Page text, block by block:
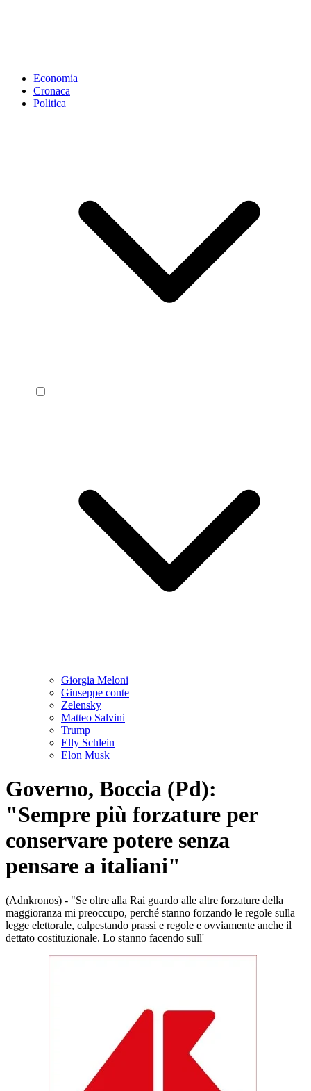
Economia
Cronaca
Politica
Giorgia Meloni
Giuseppe conte
Zelensky
Matteo Salvini
Trump
Elly Schlein
Elon Musk
Governo, Boccia (Pd):
"Sempre più forzature per
conservare potere senza
pensare a italiani"
(Adnkronos) - "Se oltre alla Rai guardo alle altre forzature della
maggioranza mi preoccupo, perché stanno forzando le regole sulla
legge elettorale, calpestando prassi e regole e ovviamente anche il
dettato costituzionale. Lo stanno facendo sull'